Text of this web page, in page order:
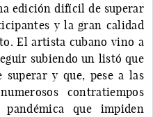
edición difícil de superar
y la gran calidad
El artista cubano vino a
subiendo un listó que
y que, pese a las
contratiempos
que impiden